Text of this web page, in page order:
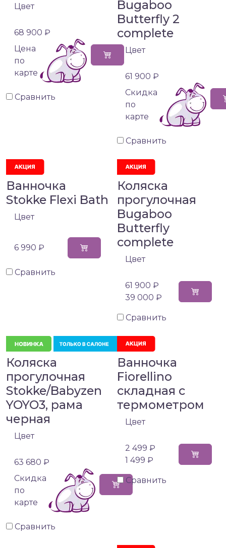
Цвет
68 900 ₽
Цена
по
карте
Сравнить
Bugaboo
Butterfly 2
complete
Цвет
61 900 ₽
Cкидка
по
карте
Сравнить
Ванночка
Stokke Flexi Bath
Цвет
6 990 ₽
Сравнить
Коляска
прогулочная
Bugaboo
Butterfly
complete
Цвет
61 900 ₽
39 000 ₽
Сравнить
Коляска
прогулочная
Stokke/Babyzen
YOYO3, рама
черная
Цвет
63 680 ₽
Cкидка
по
карте
Сравнить
Ванночка
Fiorellino
складная с
термометром
Цвет
2 499 ₽
1 499 ₽
Сравнить